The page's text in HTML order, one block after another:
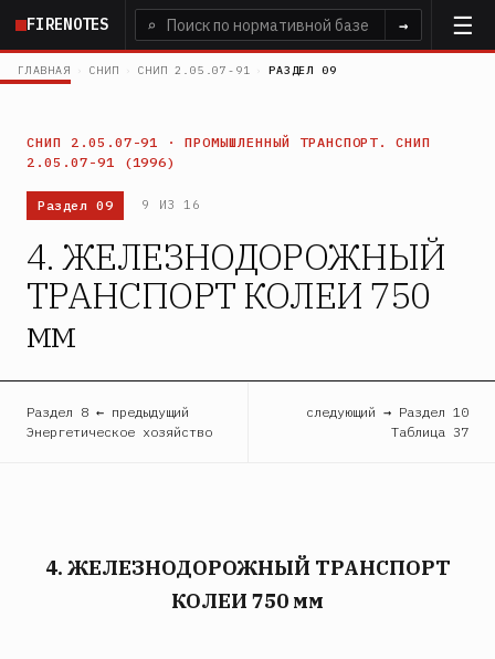
Перейти
основному
FIRENOTES ⌕ →
ГЛАВНАЯ › СНИП › СНИП 2.05.07-91 › РАЗДЕЛ 09
СНИП 2.05.07-91 · ПРОМЫШЛЕННЫЙ ТРАНСПОРТ. СНИП
2.05.07-91 (1996)
Раздел 09 9 ИЗ 16
4. ЖЕЛЕЗНОДОРОЖНЫЙ
ТРАНСПОРТ КОЛЕИ 750
мм
Раздел 8 ← предыдущий
Энергетическое хозяйство
следующий → Раздел 10
Таблица 37
4. ЖЕЛЕЗНОДОРОЖНЫЙ ТРАНСПОРТ
КОЛЕИ 750 мм